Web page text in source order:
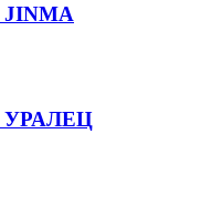
JINMA
УРАЛЕЦ